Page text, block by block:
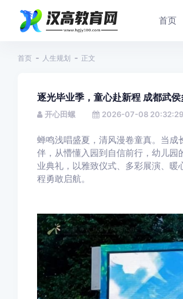
首页
首页 人生规划 正文
逐光毕业季，童心赴新程 成都武
开心田螺 2026-07-08 20:32:29
蝉鸣浅唱盛夏，清风漫卷童真。当
伴，从懵懂入园到自信前行，幼儿
业典礼，以雅致仪式、多彩展演、
程勇敢启航。